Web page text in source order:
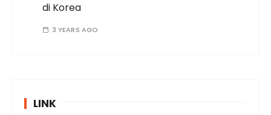
di Korea
3 YEARS AGO
LINK